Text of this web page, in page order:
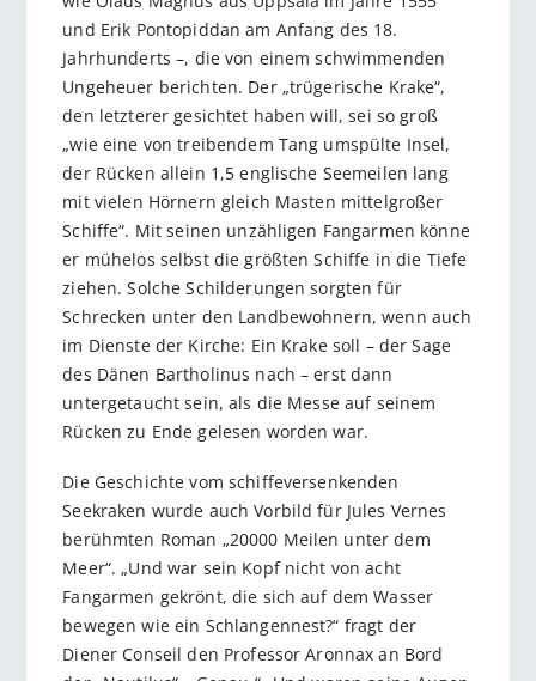
und Erik Pontopiddan am Anfang des 18.
Jahrhunderts –, die von einem schwimmenden
Ungeheuer berichten. Der „trügerische Krake“,
den letzterer gesichtet haben will, sei so groß
„wie eine von treibendem Tang umspülte Insel,
der Rücken allein 1,5 englische Seemeilen lang
mit vielen Hörnern gleich Masten mittelgroßer
Schiffe“. Mit seinen unzähligen Fangarmen könne
er mühelos selbst die größten Schiffe in die Tiefe
ziehen. Solche Schilderungen sorgten für
Schrecken unter den Landbewohnern, wenn auch
im Dienste der Kirche: Ein Krake soll – der Sage
des Dänen Bartholinus nach – erst dann
untergetaucht sein, als die Messe auf seinem
Rücken zu Ende gelesen worden war.
Die Geschichte vom schiffeversenkenden
Seekraken wurde auch Vorbild für Jules Vernes
berühmten Roman „20000 Meilen unter dem
Meer“. „Und war sein Kopf nicht von acht
Fangarmen gekrönt, die sich auf dem Wasser
bewegen wie ein Schlangennest?“ fragt der
Diener Conseil den Professor Aronnax an Bord